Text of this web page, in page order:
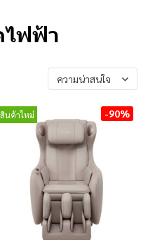
ไฟฟ้า
ความน่าสนใจ
สินค้าใหม่ -90%